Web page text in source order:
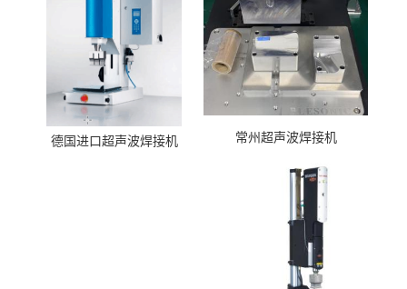
德国进口超声波焊接机 常州超声波焊接机